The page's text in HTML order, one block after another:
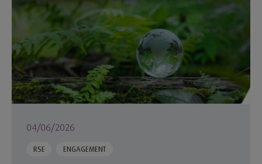
04/06/2026
RSE ENGAGEMENT